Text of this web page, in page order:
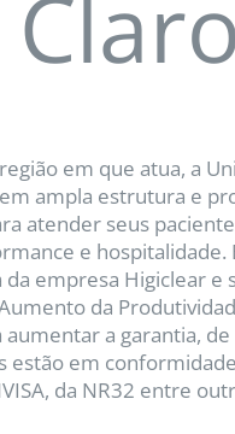
Claro
em que atua, a
ampla estrutura e
atender seus
e hospitalidade.
da empresa Higiclear e
da
aumentar a garantia,
estão em
da NR32 entre